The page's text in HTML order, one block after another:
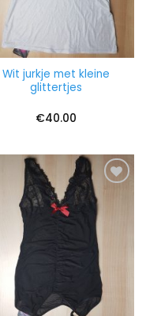
Wit jurkje met kleine
glittertjes
€40.00